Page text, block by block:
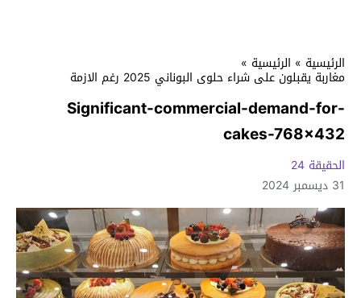
الرئيسية » الرئيسية »
مغاربة يقبلون على شراء حلوى البوناني 2025 رغم الازمة
Significant-commercial-demand-for-
cakes-768×432
الحقيقة 24
31 ديسمبر 2024